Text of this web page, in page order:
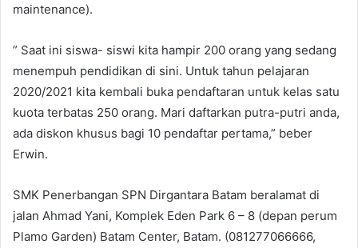
maintenance).
” Saat ini siswa- siswi kita hampir 200 orang yang sedang
menempuh pendidikan di sini. Untuk tahun pelajaran
2020/2021 kita kembali buka pendaftaran untuk kelas satu
kuota terbatas 250 orang. Mari daftarkan putra-putri anda,
ada diskon khusus bagi 10 pendaftar pertama,” beber
Erwin.
SMK Penerbangan SPN Dirgantara Batam beralamat di
jalan Ahmad Yani, Komplek Eden Park 6 – 8 (depan perum
Plamo Garden) Batam Center, Batam. (081277066666,